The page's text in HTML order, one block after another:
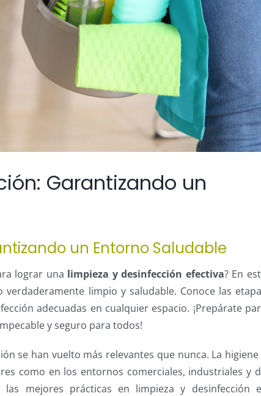
Garantizando un
un Entorno Saludable
lograr una limpieza y desinfección efectiva? En
limpio y saludable. Conoce las
adecuadas en cualquier espacio. ¡Prepárate
y seguro para todos!
se han vuelto más relevantes que nunca. La higiene
como en los entornos comerciales, industriales y
mejores prácticas en limpieza y desinfección